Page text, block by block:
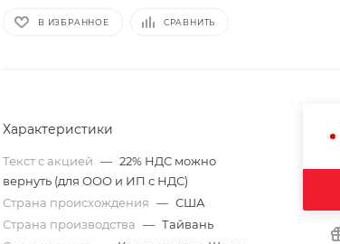
В ИЗБРАННОЕ СРАВНИТЬ
Характеристики
Текст с акцией — 22% НДС можно
вернуть (для ООО и ИП с НДС)
Страна происхождения — США
Страна производства — Тайвань